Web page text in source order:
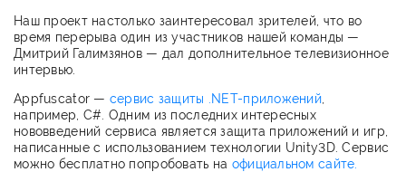
Наш проект настолько заинтересовал зрителей, что во
время перерыва один из участников нашей команды —
Дмитрий Галимзянов — дал дополнительное телевизионное
интервью.
Appfuscator — сервис защиты .NET-приложений
например, C#. Одним из последних интересных
нововведений сервиса является защита приложений и игр,
написанные с использованием технологии Unity3D. Сервис
можно бесплатно попробовать на официальном сайте.